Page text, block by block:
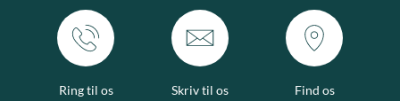
Ring til os Skriv til os Find os